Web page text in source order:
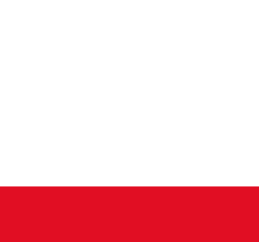
der Aufstieg zum Schwarzsee
von und nach Bosco Gurin